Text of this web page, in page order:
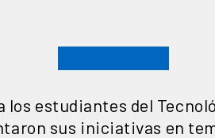
estudiantes del
sus iniciativas en